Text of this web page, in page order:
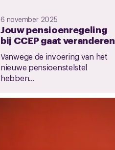
6 november 2025
Jouw pensioenregeling
bij CCEP gaat veranderen
Vanwege de invoering van het
nieuwe pensioenstelstel
hebben...